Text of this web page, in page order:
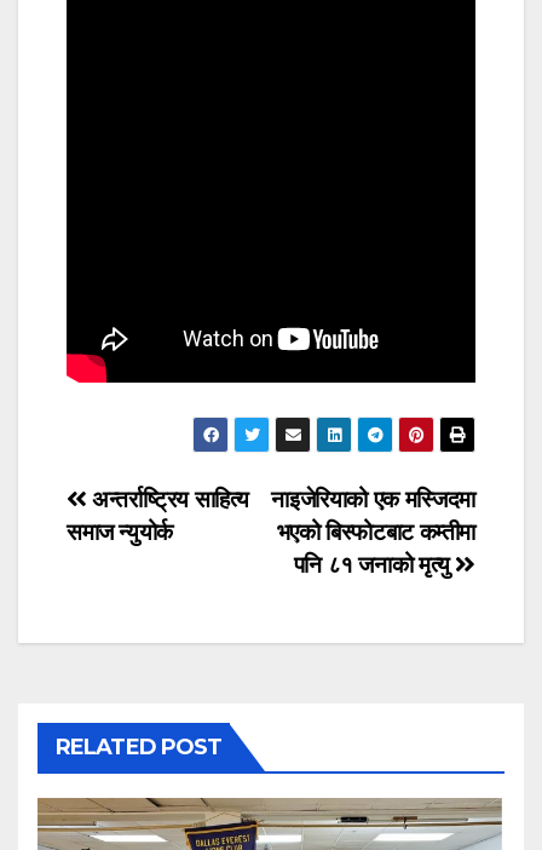
Post
navigation
नाइजेरियाको एक मस्जिदमा
भएको बिस्फोटबाट कम्तीमा
पनि ८१ जनाको मृत्यु
अन्तर्राष्ट्रिय साहित्य
समाज न्युयोर्क
RELATED POST